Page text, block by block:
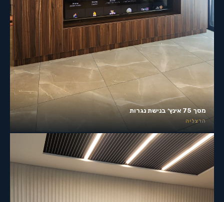
מסך 75 אינץ׳ בנישת נגרות
הרצליה